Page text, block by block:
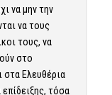
να μην την
να τους
τους, να
στο
στα Ελευθέρια
τόσα